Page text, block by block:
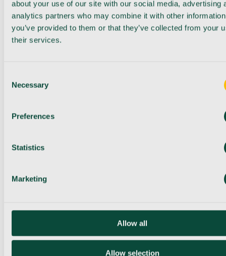
about your use of our site with our social media, advertising
analytics partners who may combine it with other
you’ve provided to them or that they’ve collected from your
their services.
Selection
Necessary
Preferences
Statistics
Marketing
Allow all
Allow selection